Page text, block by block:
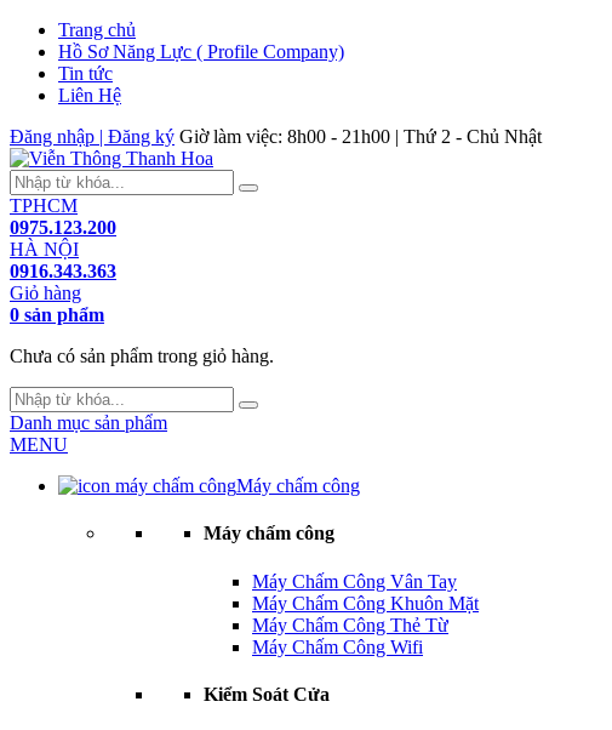
Trang chủ
Hồ Sơ Năng Lực ( Profile Company)
Tin tức
Liên Hệ
Đăng nhập | Đăng ký Giờ làm việc: 8h00 - 21h00 | Thứ 2 - Chủ Nhật
TPHCM
0975.123.200
HÀ NỘI
0916.343.363
Giỏ hàng
0 sản phẩm
Chưa có sản phẩm trong giỏ hàng.
Danh mục sản phẩm
MENU
Máy chấm công
Máy chấm công
Máy Chấm Công Vân Tay
Máy Chấm Công Khuôn Mặt
Máy Chấm Công Thẻ Từ
Máy Chấm Công Wifi
Kiểm Soát Cửa